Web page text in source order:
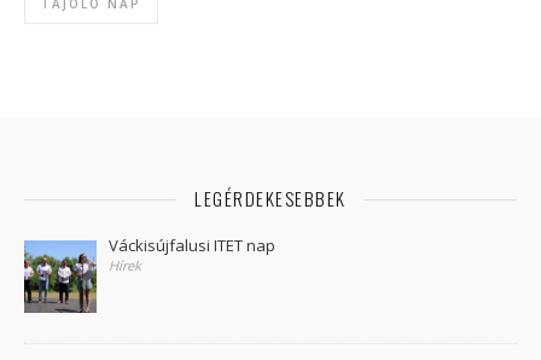
TÁJOLÓ NAP
LEGÉRDEKESEBBEK
Váckisújfalusi ITET nap
Hírek